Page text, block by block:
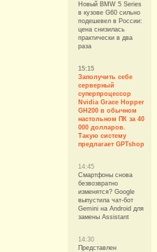
Новый BMW 5 Series
в кузове G60 сильно
подешевел в России:
цена снизилась
практически в два
раза
15:15
Заполучить себе
серверный
суперпроцессор
Nvidia Grace Hopper
GH200 в обычном
настольном ПК за 40
000 долларов.
Такую систему
предлагает GPTshop
14:45
Смартфоны снова
безвозвратно
изменятся? Google
выпустила чат-бот
Gemini на Android для
замены Assistant
14:30
Представлен